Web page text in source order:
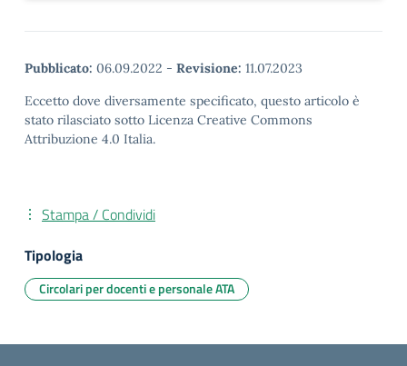
Pubblicato: 06.09.2022 - Revisione: 11.07.2023
Eccetto dove diversamente specificato, questo articolo è
stato rilasciato sotto Licenza Creative Commons
Attribuzione 4.0 Italia.
Stampa / Condividi
Tipologia
Circolari per docenti e personale ATA